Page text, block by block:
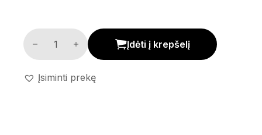
Karšto oro plaukų formavimo šukos kiekis
Įdėti į krepšelį
Įsiminti prekę